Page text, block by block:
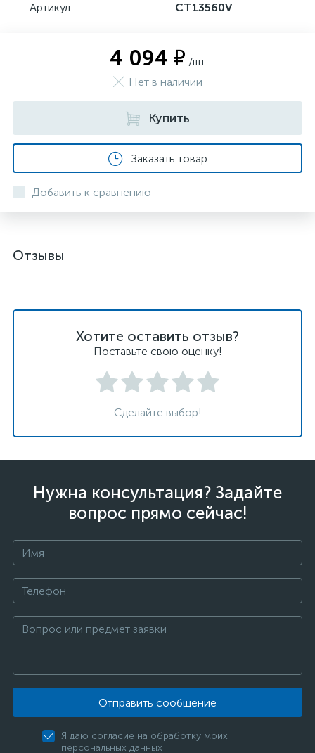
Артикул CT13560V
4 094 ₽ /шт
Нет в наличии
Купить
Заказать товар
Добавить к сравнению
Отзывы
Хотите оставить отзыв?
Поставьте свою оценку!
Сделайте выбор!
Нужна консультация? Задайте
вопрос прямо сейчас!
Отправить сообщение
Я даю согласие на обработку моих
персональных данных